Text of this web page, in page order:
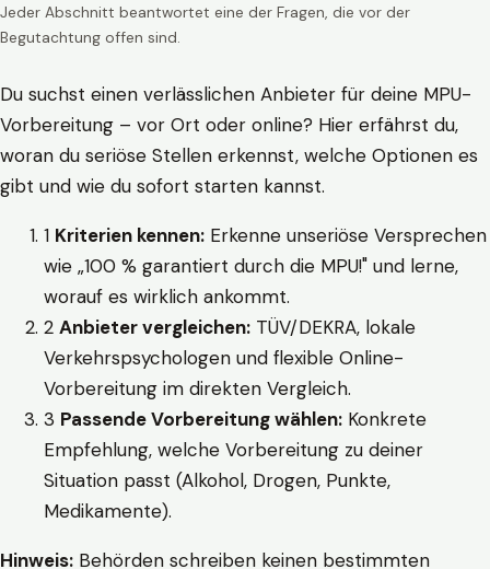
Jeder Abschnitt beantwortet eine der Fragen, die vor der
Begutachtung offen sind.
Du suchst einen verlässlichen Anbieter für deine MPU-
Vorbereitung – vor Ort oder online? Hier erfährst du,
woran du seriöse Stellen erkennst, welche Optionen es
gibt und wie du sofort starten kannst.
1 Kriterien kennen: Erkenne unseriöse Versprechen
wie „100 % garantiert durch die MPU!" und lerne,
worauf es wirklich ankommt.
2 Anbieter vergleichen: TÜV/DEKRA, lokale
Verkehrspsychologen und flexible Online-
Vorbereitung im direkten Vergleich.
3 Passende Vorbereitung wählen: Konkrete
Empfehlung, welche Vorbereitung zu deiner
Situation passt (Alkohol, Drogen, Punkte,
Medikamente).
Hinweis: Behörden schreiben keinen bestimmten